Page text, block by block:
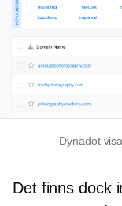
Dynadot
Det finns dock